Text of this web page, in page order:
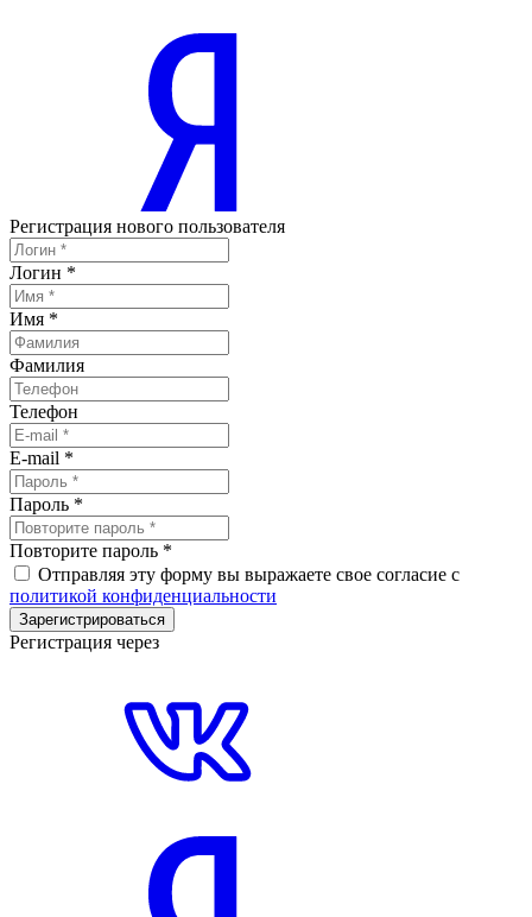
Регистрация нового пользователя
Логин *
Имя *
Фамилия
Телефон
E-mail *
Пароль *
Повторите пароль *
Отправляя эту форму вы выражаете свое согласие с
политикой конфиденциальности
Зарегистрироваться
Регистрация через